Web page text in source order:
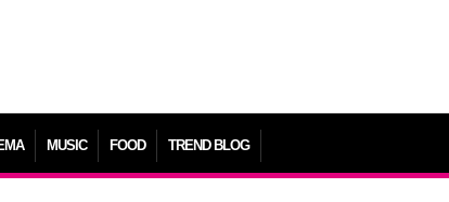
MUSIC FOOD TREND BLOG